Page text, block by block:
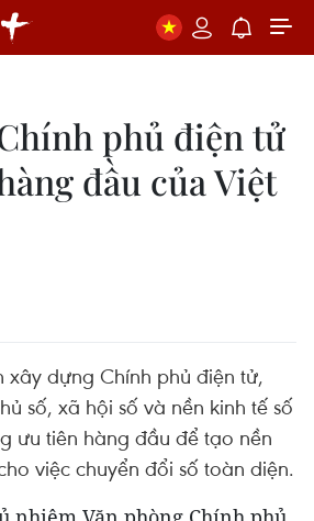
phủ điện tử
đầu của Việt
xây dựng Chính phủ điện tử,
số, xã hội số và nền kinh tế số
ưu tiên hàng đầu để tạo nền
việc chuyển đổi số toàn diện.